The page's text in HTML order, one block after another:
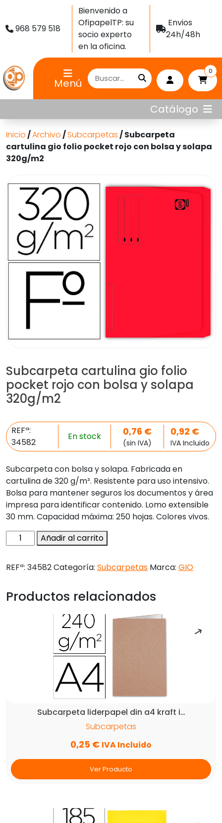
968 579 518
Bienvenido a
OfipapelTP: su
socio experto
en la oficina.
Envios
24h/48h
Menú
0
Catálogo
Inicio/Archivo/Subcarpetas/ Subcarpeta
cartulina gio folio pocket rojo con bolsa y solapa
320g/m2
Subcarpeta cartulina gio folio
pocket rojo con bolsa y solapa
320g/m2
REFª:
34582
En stock 0,76 €
(sin IVA)
0,92 €
IVA Incluido
Subcarpeta con bolsa y solapa. Fabricada en
cartulina de 320 g/m². Resistente para uso intensivo.
Bolsa para mantener seguros los documentos y área
impresa para identificar contenido. Lomo extensible
30 mm. Capacidad máxima: 250 hojas. Colores vivos.
Subcarpeta
cartulina
folio
rojo
Añadir al carrito
REFª: 34582Categoría: Subcarpetas Marca: GIO
Productos relacionados
Subcarpeta liderpapel din a4 kraft i…
Subcarpetas
0,25 € IVA Incluido
Ver Producto